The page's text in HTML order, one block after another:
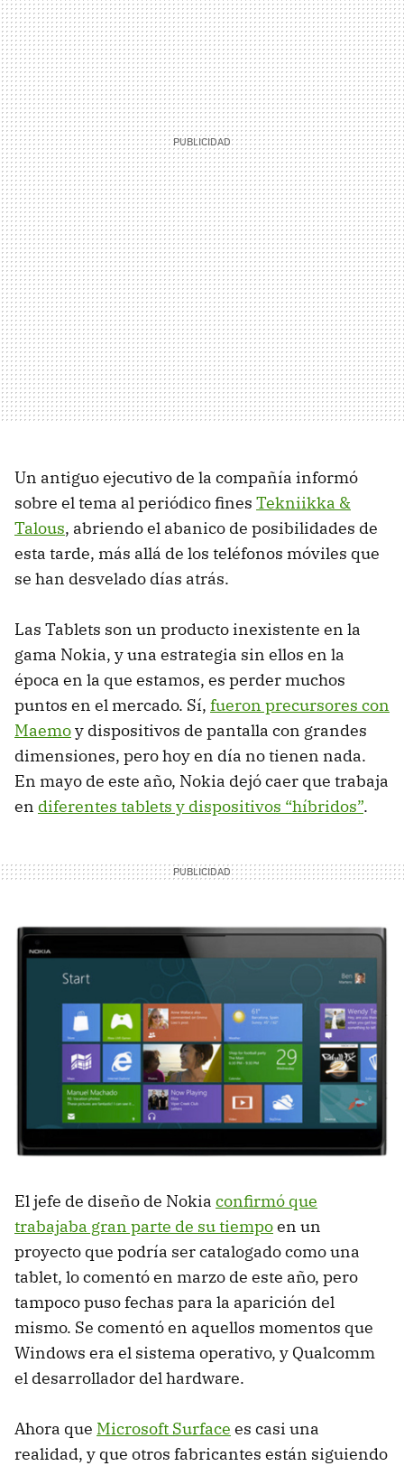
Un antiguo ejecutivo de la compañía informó
sobre el tema al periódico fines Tekniikka &
Talous, abriendo el abanico de posibilidades de
esta tarde, más allá de los teléfonos móviles que
se han desvelado días atrás.
Las Tablets son un producto inexistente en la
gama Nokia, y una estrategia sin ellos en la
época en la que estamos, es perder muchos
puntos en el mercado. Sí, fueron precursores con
Maemoy dispositivos de pantalla con grandes
dimensiones, pero hoy en día no tienen nada.
En mayo de este año, Nokia dejó caer que trabaja
en diferentes tablets y dispositivos “híbridos”.
El jefe de diseño de Nokia confirmó que
trabajaba gran parte de su tiempoen un
proyecto que podría ser catalogado como una
tablet, lo comentó en marzo de este año, pero
tampoco puso fechas para la aparición del
mismo. Se comentó en aquellos momentos que
Windows era el sistema operativo, y Qualcomm
el desarrollador del hardware.
Ahora que Microsoft Surface es casi una
realidad, y que otros fabricantes están siguiendo